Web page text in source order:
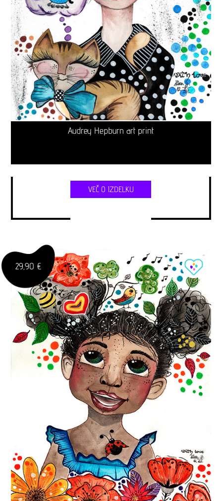
Audrey Hepburn art print
VEČ O IZDELKU
29,90 €